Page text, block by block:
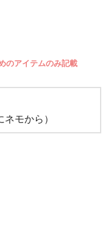
のアイテムのみ記載
モから）